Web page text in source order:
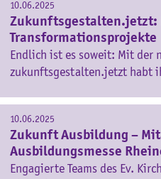
10.06.2025
Zukunftsgestalten.jetzt:
Transformationsprojekte
Endlich ist es soweit: Mit der
zukunftsgestalten.jetzt habt
10.06.2025
Zukunft Ausbildung –
Ausbildungsmesse
Engagierte Teams des Ev.